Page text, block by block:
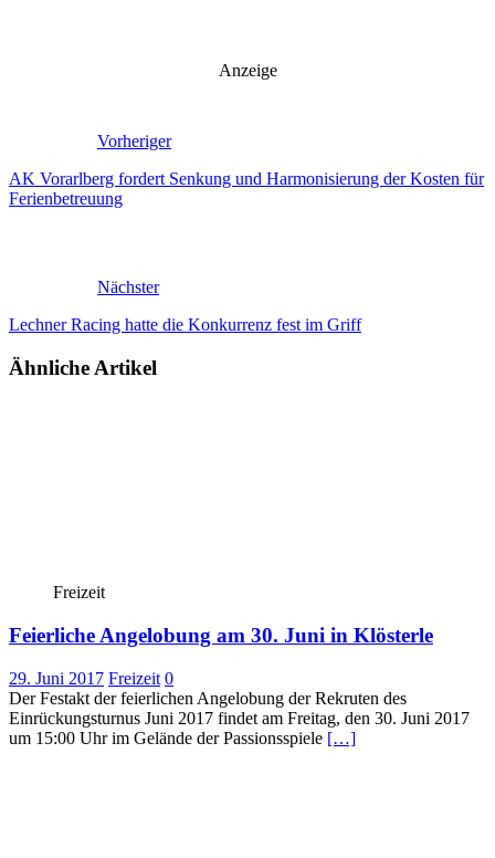
Anzeige
Vorheriger
AK Vorarlberg fordert Senkung und Harmonisierung der Kosten für
Ferienbetreuung
Nächster
Lechner Racing hatte die Konkurrenz fest im Griff
Ähnliche Artikel
Freizeit
Feierliche Angelobung am 30. Juni in Klösterle
29. Juni 2017 Freizeit 0
Der Festakt der feierlichen Angelobung der Rekruten des
Einrückungsturnus Juni 2017 findet am Freitag, den 30. Juni 2017
um 15:00 Uhr im Gelände der Passionsspiele […]